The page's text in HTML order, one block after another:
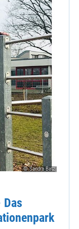
© Sandra Batz